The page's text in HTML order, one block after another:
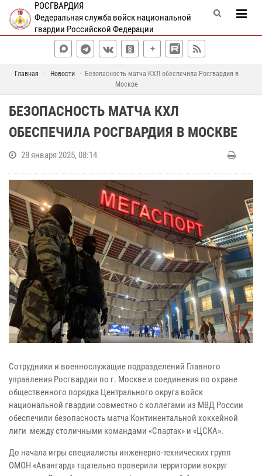
РОСГВАРДИЯ
Федеральная служба войск национальной
гвардии Российской Федерации
Главная Новости
Безопасность матча КХЛ обеспечила Росгвардия в
Москве
БЕЗОПАСНОСТЬ МАТЧА КХЛ
ОБЕСПЕЧИЛА РОСГВАРДИЯ В МОСКВЕ
28 января 2025, 08:14
Сотрудники и военнослужащие подразделений Главного
управления Росгвардии по г. Москве и соединения по охране
общественного порядка Центрального округа войск
национальной гвардии совместно с коллегами из МВД России
обеспечили безопасность матча Континентальной хоккейной
лиги между столичными командами «Спартак» и «ЦСКА».
До начала игры специалисты инженерно-технических групп
ОМОН «Авангард» тщательно проверили территории вокруг